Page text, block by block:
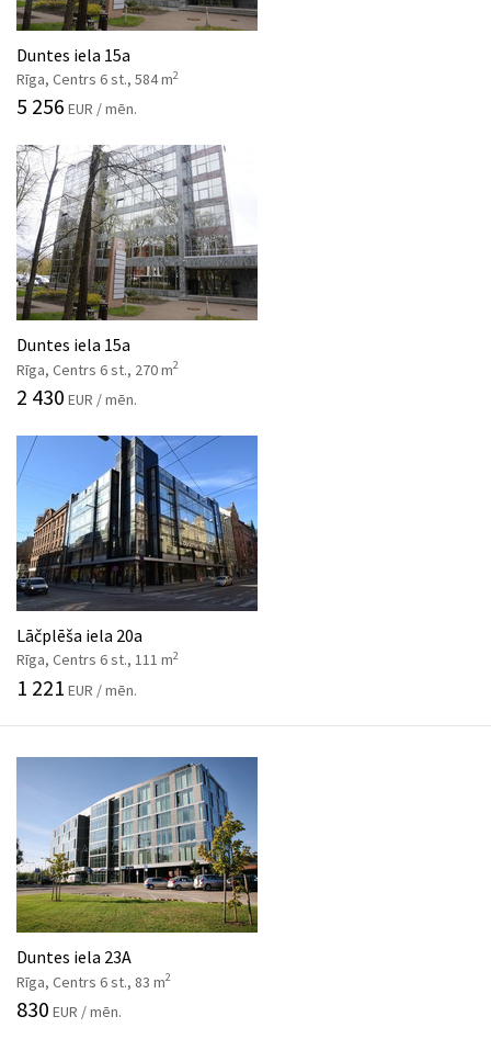
Duntes iela 15a
Rīga, Centrs 6 st., 584 m2
5 256 EUR / mēn.
Duntes iela 15a
Rīga, Centrs 6 st., 270 m2
2 430 EUR / mēn.
Lāčplēša iela 20a
Rīga, Centrs 6 st., 111 m2
1 221 EUR / mēn.
Duntes iela 23A
Rīga, Centrs 6 st., 83 m2
830 EUR / mēn.